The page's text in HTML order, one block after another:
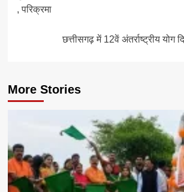
, परिक्रमा
छत्तीसगढ़ में 12वें अंतर्राष्ट्रीय योग
More Stories